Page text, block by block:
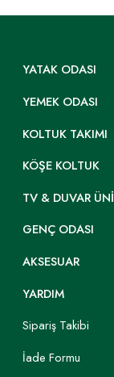
YATAK ODASI
YEMEK ODASI
KOLTUK TAKIMI
KÖŞE KOLTUK
TV & DUVAR
GENÇ ODASI
AKSESUAR
YARDIM
Sipariş Takibi
İade Formu